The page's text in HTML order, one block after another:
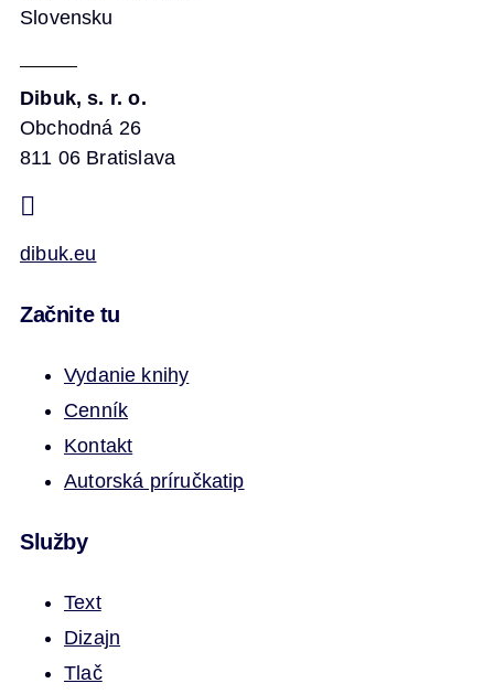
Slovensku
Dibuk, s. r. o.
Obchodná 26
811 06 Bratislava
dibuk.eu
Začnite tu
Vydanie knihy
Cenník
Kontakt
Autorská príručkatip
Služby
Text
Dizajn
Tlač